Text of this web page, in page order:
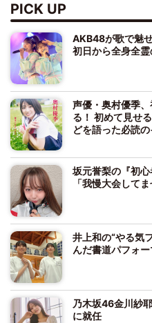
PICK UP
AKB48が歌で魅
初日から全身全
声優・奥村優季
る！ 初めて見せ
どを語った必読
坂元誉梨の『初
「我慢大会してま
井上和の“やる気
んだ書道パフォ
乃木坂46金川紗
に就任